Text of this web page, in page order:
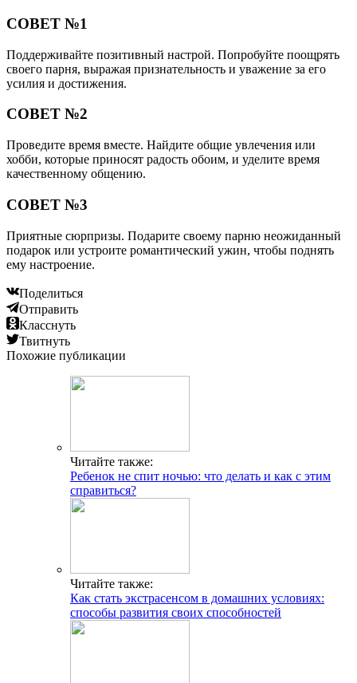
СОВЕТ №1
Поддерживайте позитивный настрой. Попробуйте поощрять
своего парня, выражая признательность и уважение за его
усилия и достижения.
СОВЕТ №2
Проведите время вместе. Найдите общие увлечения или
хобби, которые приносят радость обоим, и уделите время
качественному общению.
СОВЕТ №3
Приятные сюрпризы. Подарите своему парню неожиданный
подарок или устроите романтический ужин, чтобы поднять
ему настроение.
Поделиться
Отправить
Класснуть
Твитнуть
Похожие публикации
Читайте также:
Ребенок не спит ночью: что делать и как с этим
справиться?
Читайте также:
Как стать экстрасенсом в домашних условиях:
способы развития своих способностей